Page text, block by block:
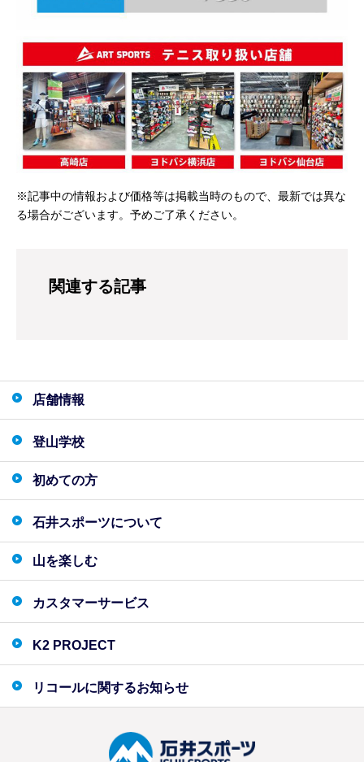
※記事中の情報および価格等は掲載当時のもので、最新では異な
る場合がございます。予めご了承ください。
関連する記事
店舗情報
登山学校
初めての方
石井スポーツについて
山を楽しむ
カスタマーサービス
K2 PROJECT
リコールに関するお知らせ